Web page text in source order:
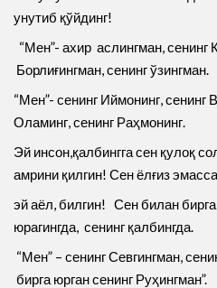
унутиб қўйдинг!
“Мен”- ахир аслингман, сенинг
Борлиғингман, сенинг ўзингман.
“Мен”- сенинг Иймонинг, сенинг
Оламинг, сенинг Раҳмонинг.
Эй инсон,қалбингга сен қулоқ
амрини қилгин! Сен ёлғиз
эй аёл, билгин! Сен билан
юрагингда, сенинг қалбингда.
“Мен” – сенинг Севгингман,
бирга юрган сенинг Руҳингман”.